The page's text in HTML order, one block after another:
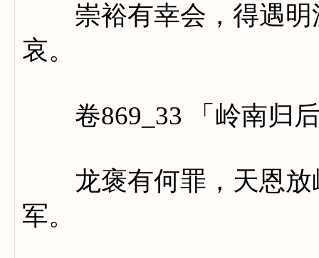
崇裕有幸会，得遇明
哀。
卷869_33 「岭南归后
龙褒有何罪，天恩放
军。